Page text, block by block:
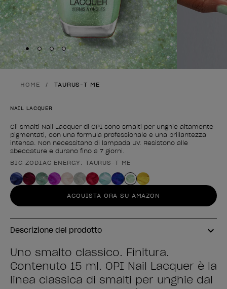
Skip to slide1
Skip to slide2
Skip to slide3
Skip to slide4
HOME TAURUS-T ME
NAIL LACQUER
Gli smalti Nail Lacquer di OPI sono smalti per unghie altamente
pigmentati, con una formula professionale e una brillantezza
intensa. Non necessitano di lampada UV. Resistono alle
sbeccature e durano fino a 7 giorni.
Forma del prodotto
BIG ZODIAC ENERGY: TAURUS-T ME
ACQUISTA ORA SU AMAZON
Descrizione del prodotto
Uno smalto classico. Finitura.
Contenuto 15 ml. OPI Nail Lacquer è la
linea classica di smalti per unghie dal